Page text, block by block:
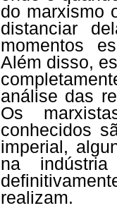
do marxismo
distanciar
momentos
Além disso,
análise das
Os
conhecidos
imperial,
na
realizam.